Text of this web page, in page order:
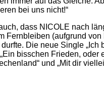
bei uns nicht!“
dass NICOLE nach
Fernbleiben (aufgrund von
Die neue Single „Ich
bisschen Frieden, oder
und „Mit dir